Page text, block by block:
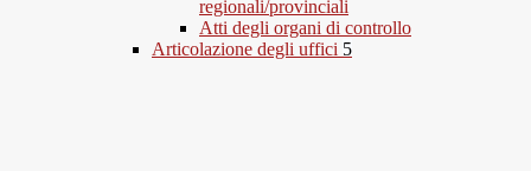
regionali/provinciali
Atti degli organi di controllo
Articolazione degli uffici 5